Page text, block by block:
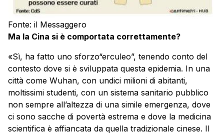
Fonte: il Messaggero
Ma la Cina si è comportata correttamente?
«Sì, ha fatto uno sforzo“erculeo”, tenendo conto del
contesto dove si è sviluppata questa epidemia. In una
città come Wuhan, con undici milioni di abitanti,
moltissimi studenti, con un sistema sanitario pubblico
non sempre all’altezza di una simile emergenza, dove
ci sono sacche di povertà estrema e dove la medicina
scientifica è affiancata da quella tradizionale cinese. Il